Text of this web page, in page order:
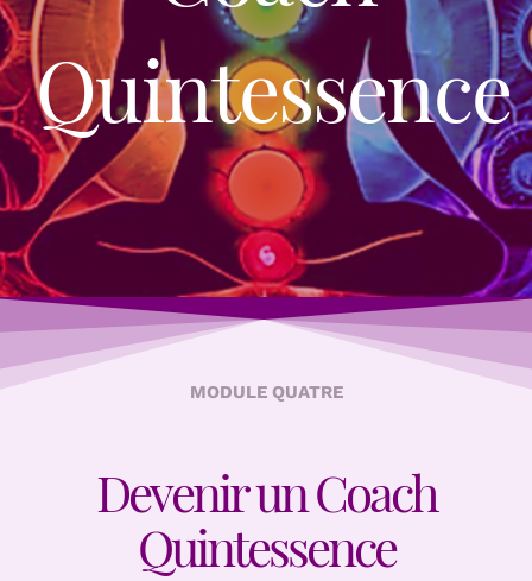
Quintessence
MODULE QUATRE
Devenir un Coach
Quintessence